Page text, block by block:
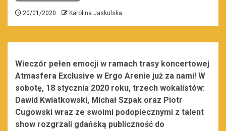
20/01/2020 Karolina Jaskulska
Wieczór pełen emocji w ramach trasy koncertowej
Atmasfera Exclusive w Ergo Arenie już za nami! W
sobotę, 18 stycznia 2020 roku, trzech wokalistów:
Dawid Kwiatkowski, Michał Szpak oraz Piotr
Cugowski wraz ze swoimi podopiecznymi z talent
show rozgrzali gdańską publiczność do